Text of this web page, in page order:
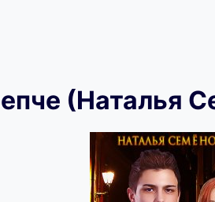
(Наталья